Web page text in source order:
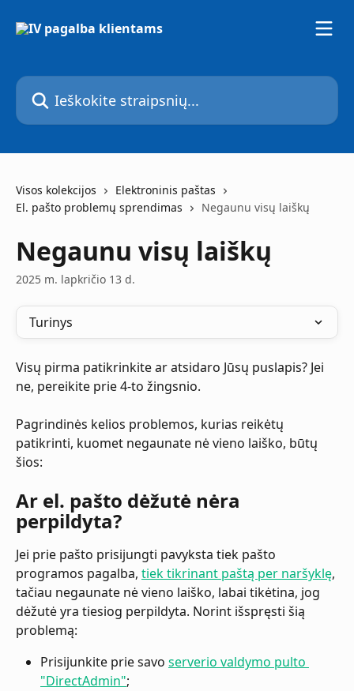
Ieškokite straipsnių...
Visos kolekcijos
Elektroninis paštas
El. pašto problemų sprendimas
Negaunu visų laiškų
Negaunu visų laiškų
2025 m. lapkričio 13 d.
Turinys
Visų pirma patikrinkite ar atsidaro Jūsų puslapis? Jei
ne, pereikite prie 4-to žingsnio.
Pagrindinės kelios problemos, kurias reikėtų
patikrinti, kuomet negaunate nė vieno laiško, būtų
šios:
Ar el. pašto dėžutė nėra
perpildyta?
Jei prie pašto prisijungti pavyksta tiek pašto
programos pagalba, tiek tikrinant paštą per naršyklę,
tačiau negaunate nė vieno laiško, labai tikėtina, jog
dėžutė yra tiesiog perpildyta. Norint išspręsti šią
problemą:
Prisijunkite prie savo serverio valdymo pulto
"DirectAdmin";